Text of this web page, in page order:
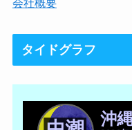
会社概要
タイドグラフ